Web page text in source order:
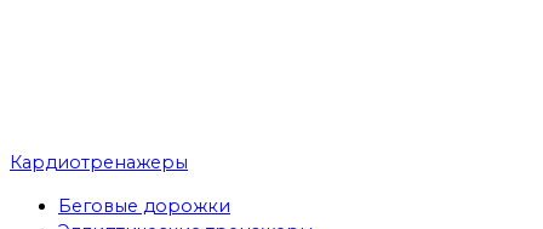
Кардиотренажеры
Беговые дорожки